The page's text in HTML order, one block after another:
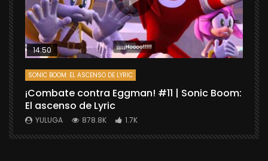
14:50
SONIC BOOM: EL ASCENSO DE LYRIC
¡Combate contra Eggman! #11 | Sonic Boom:
El ascenso de Lyric
YULUGA 878.8K 1.7K